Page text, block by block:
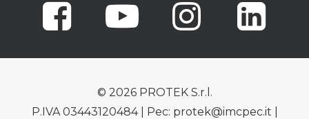
© 2026 PROTEK S.r.l.
P.IVA 03443120484 | Pec: protek@imcpec.it |